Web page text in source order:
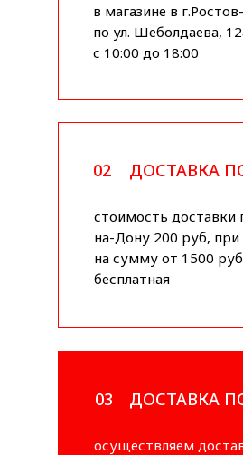
в магазине в
по ул. Шеболдаева,
с 10:00 до 18:00
ДОСТАВКА
02
стоимость доставки
на-Дону 200 руб, при
на сумму от 1500
бесплатная
ДОСТАВКА
03
осуществляем